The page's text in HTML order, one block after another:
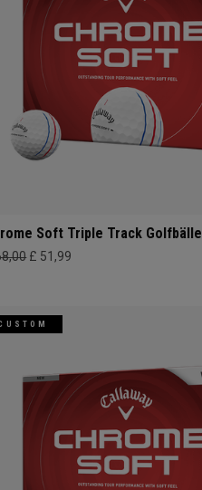
Soft Triple Track Golfbälle
£ 51,99